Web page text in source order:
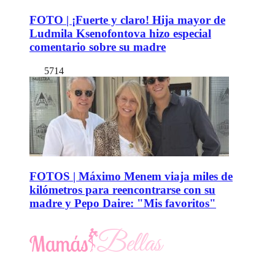
FOTO | ¡Fuerte y claro! Hija mayor de
Ludmila Ksenofontova hizo especial
comentario sobre su madre
5714
FOTOS | Máximo Menem viaja miles de
kilómetros para reencontrarse con su
madre y Pepo Daire: "Mis favoritos"